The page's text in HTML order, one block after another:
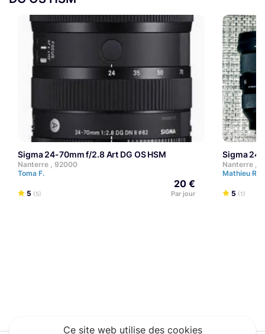
Sigma 24-70mm f/2.8 Art DG OS HSM
Nanterre , 92000
Toma F.
5 (5)
20 €
Par jour
Sigma
Nanterre ,
Mathieu R.
5 (1)